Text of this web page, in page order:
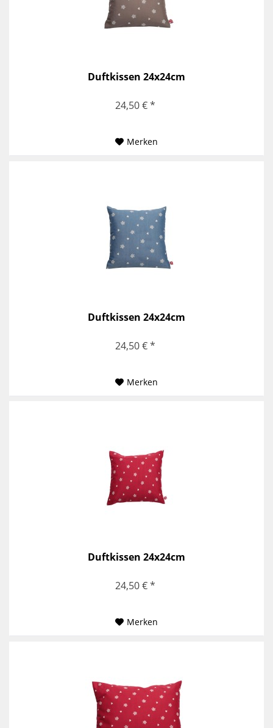
Duftkissen 24x24cm
24,50 € *
Merken
Duftkissen 24x24cm
24,50 € *
Merken
Duftkissen 24x24cm
24,50 € *
Merken